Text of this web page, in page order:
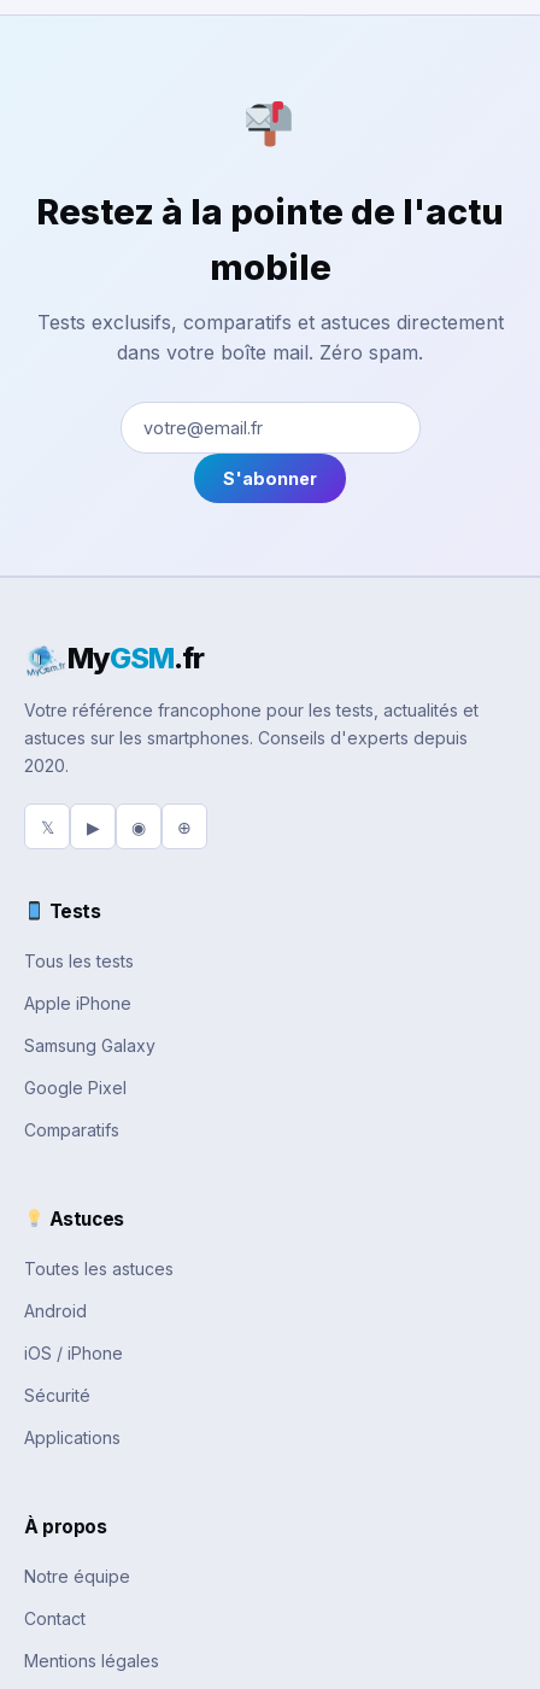
Restez à la pointe de l'actu
mobile
Tests exclusifs, comparatifs et astuces directement
dans votre boîte mail. Zéro spam.
S'abonner
MyGSM.fr
Votre référence francophone pour les tests, actualités et
astuces sur les smartphones. Conseils d'experts depuis
2020.
𝕏 ▶ ◉ ⊕
Tests
Tous les tests
Apple iPhone
Samsung Galaxy
Google Pixel
Comparatifs
Astuces
Toutes les astuces
Android
iOS / iPhone
Sécurité
Applications
À propos
Notre équipe
Contact
Mentions légales